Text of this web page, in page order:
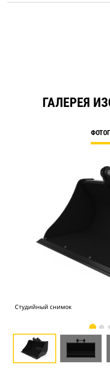
ГАЛЕРЕЯ
Студийный снимок